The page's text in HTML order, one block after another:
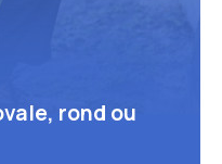
rond ou